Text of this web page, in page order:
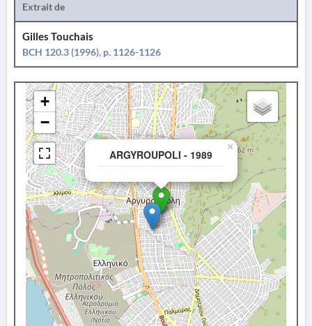
Extrait de
Gilles Touchais
BCH 120.3 (1996), p. 1126-1126
ARGYROUPOLI - 1989
×
+
−